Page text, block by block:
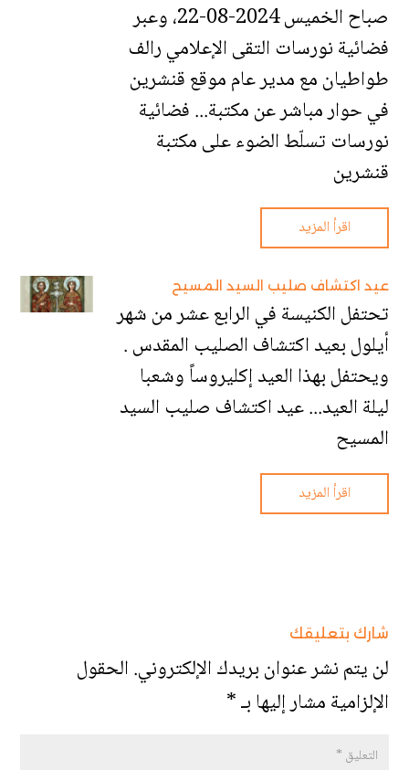
صباح الخميس 2024-08-22، وعبر
فضائية نورسات التقى الإعلامي رالف
طواطيان مع مدير عام موقع قنشرين
في حوار مباشر عن مكتبة... فضائية
نورسات تسلّط الضوء على مكتبة
قنشرين
اقرأ المزيد
عيد اكتشاف صليب السيد المسيح
تحتفل الكنيسة في الرابع عشر من شهر
أيلول بعيد اكتشاف الصليب المقدس .
ويحتفل بهذا العيد إكليروساً وشعبا
ليلة العيد... عيد اكتشاف صليب السيد
المسيح
اقرأ المزيد
شارك بتعليقك
لن يتم نشر عنوان بريدك الإلكتروني.الحقول
الإلزامية مشار إليها بـ*